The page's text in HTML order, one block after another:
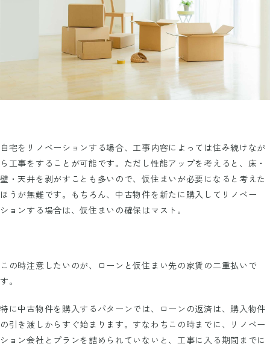
自宅をリノベーションする場合、工事内容によっては住み続けなが
ら工事をすることが可能です。ただし性能アップを考えると、床・
壁・天井を剥がすことも多いので、仮住まいが必要になると考えた
ほうが無難です。もちろん、中古物件を新たに購入してリノベー
ションする場合は、仮住まいの確保はマスト。
この時注意したいのが、ローンと仮住まい先の家賃の二重払いで
す。
特に中古物件を購入するパターンでは、ローンの返済は、購入物件
の引き渡しからすぐ始まります。すなわちこの時までに、リノベー
ション会社とプランを詰められていないと、工事に入る期間までに